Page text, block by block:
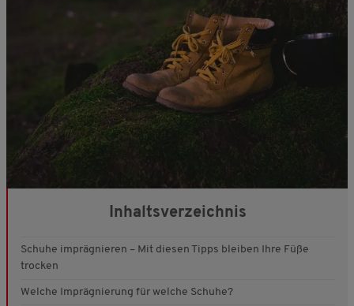
Inhaltsverzeichnis
Schuhe imprägnieren – Mit diesen Tipps bleiben Ihre Füße
trocken
Welche Imprägnierung für welche Schuhe?